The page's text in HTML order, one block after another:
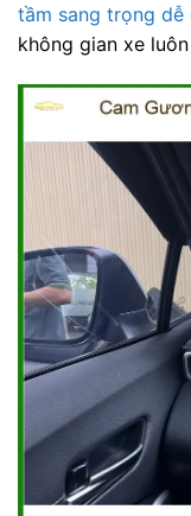
tầm sang trọng dễ
không gian xe